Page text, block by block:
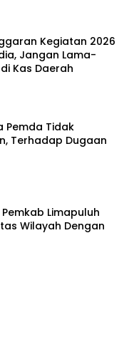
Kegiatan 2026
Jangan Lama-
Kas Daerah
Pemda Tidak
Terhadap Dugaan
Limapuluh
Wilayah Dengan